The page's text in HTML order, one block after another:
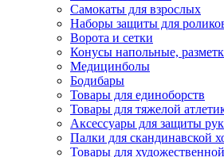
Самокаты для взрослых
Наборы защиты для
Ворота и сетки
Конусы напольные,
Медицинболы
Бодибары
Товары для единоборств
Товары для тяжелой
Аксессуары для защиты
Палки для скандинавской
Товары для